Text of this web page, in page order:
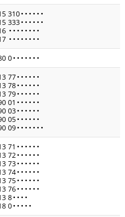
310• • • • • •
333• • • • • •
• • • • • • • •
• • • • • • • •
0• • • • • • •
77• • • • • •
78• • • • • •
79• • • • • •
01 • • • • • •
03• • • • • •
05• • • • • •
09• • • • • • •
71 • • • • • •
72• • • • • •
73• • • • • •
74• • • • • •
75• • • • • •
76• • • • • •
8• • • •
0• • • • •